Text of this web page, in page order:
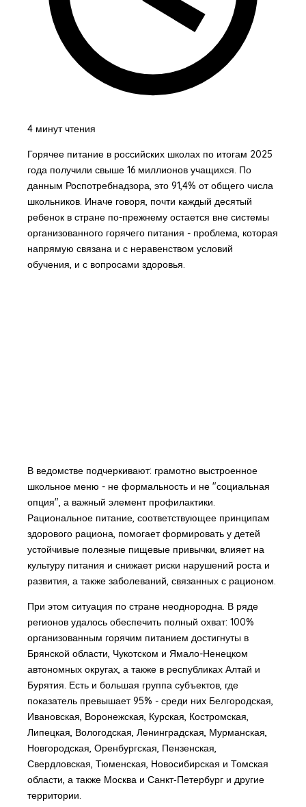
4 минут чтения
Горячее питание в российских школах по итогам 2025
года получили свыше 16 миллионов учащихся. По
данным Роспотребнадзора, это 91,4% от общего числа
школьников. Иначе говоря, почти каждый десятый
ребенок в стране по-прежнему остается вне системы
организованного горячего питания - проблема, которая
напрямую связана и с неравенством условий
обучения, и с вопросами здоровья.
В ведомстве подчеркивают: грамотно выстроенное
школьное меню - не формальность и не "социальная
опция", а важный элемент профилактики.
Рациональное питание, соответствующее принципам
здорового рациона, помогает формировать у детей
устойчивые полезные пищевые привычки, влияет на
культуру питания и снижает риски нарушений роста и
развития, а также заболеваний, связанных с рационом.
При этом ситуация по стране неоднородна. В ряде
регионов удалось обеспечить полный охват: 100%
организованным горячим питанием достигнуты в
Брянской области, Чукотском и Ямало-Ненецком
автономных округах, а также в республиках Алтай и
Бурятия. Есть и большая группа субъектов, где
показатель превышает 95% - среди них Белгородская,
Ивановская, Воронежская, Курская, Костромская,
Липецкая, Вологодская, Ленинградская, Мурманская,
Новгородская, Оренбургская, Пензенская,
Свердловская, Тюменская, Новосибирская и Томская
области, а также Москва и Санкт‑Петербург и другие
территории.